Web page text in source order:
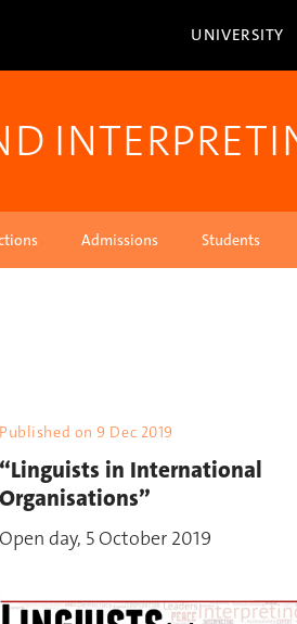
UNIVERSITY
Admissions Students
Published on9 Dec 2019
“Linguists in International
Organisations”
Open day, 5 October 2019